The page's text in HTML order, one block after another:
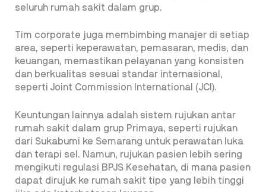
seluruh rumah sakit dalam grup.
Tim corporate juga membimbing manajer di setiap
area, seperti keperawatan, pemasaran, medis, dan
keuangan, memastikan pelayanan yang konsisten
dan berkualitas sesuai standar internasional,
seperti Joint Commission International (JCI).
Keuntungan lainnya adalah sistem rujukan antar
rumah sakit dalam grup Primaya, seperti rujukan
dari Sukabumi ke Semarang untuk perawatan luka
dan terapi sel. Namun, rujukan pasien lebih sering
mengikuti regulasi BPJS Kesehatan, di mana pasien
dapat dirujuk ke rumah sakit tipe yang lebih tinggi